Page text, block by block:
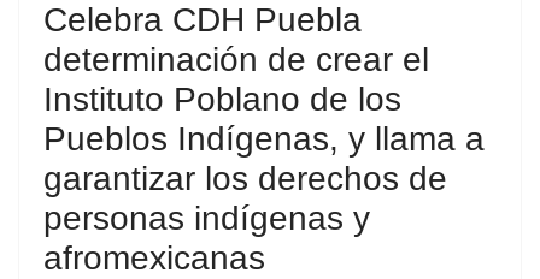
Celebra CDH Puebla
determinación de crear el
Instituto Poblano de los
Pueblos Indígenas, y llama a
garantizar los derechos de
personas indígenas y
afromexicanas